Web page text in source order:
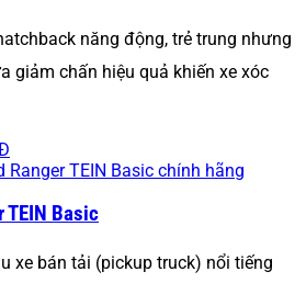
năng động, trẻ trung nhưng
giảm chấn hiệu quả khiến xe xóc
TEIN Basic
xe bán tải (pickup truck) nổi tiếng